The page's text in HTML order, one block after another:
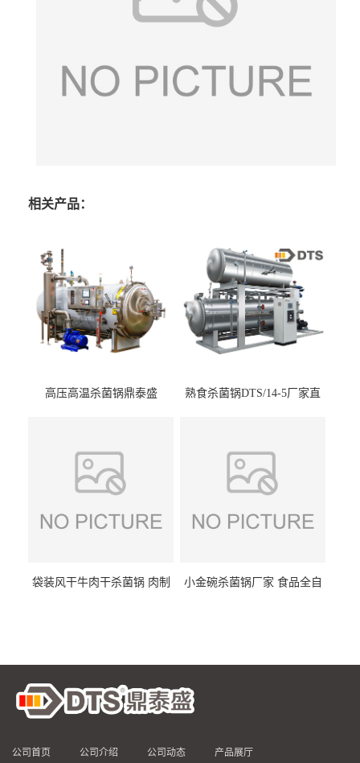
相关产品：
高压高温杀菌锅鼎泰盛
熟食杀菌锅DTS/14-5厂家直
袋装风干牛肉干杀菌锅 肉制
小金碗杀菌锅厂家 食品全自
公司首页 公司介绍 公司动态 产品展厅